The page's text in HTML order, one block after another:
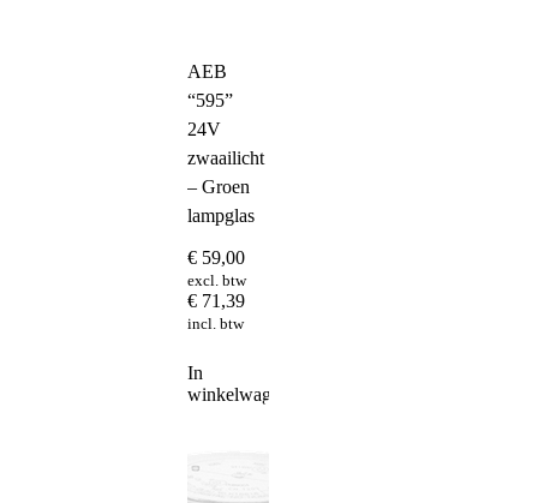
AEB
“595”
24V
zwaailicht
– Groen
lampglas
€ 59,00
excl. btw
€ 71,39
incl. btw
In
winkelwagen